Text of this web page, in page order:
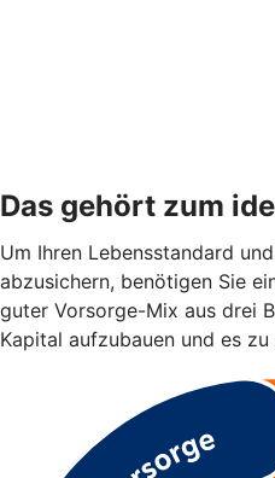
Das gehört zum
Um Ihren Lebensstandard
abzusichern, benötigen Sie
guter Vorsorge-Mix aus drei
Kapital aufzubauen und es zu